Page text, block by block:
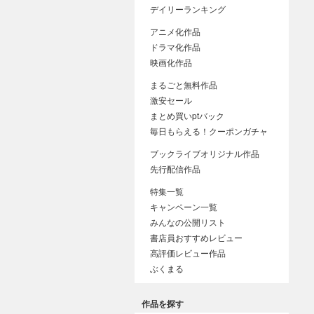
デイリーランキング
アニメ化作品
ドラマ化作品
映画化作品
まるごと無料作品
激安セール
まとめ買いptバック
毎日もらえる！クーポンガチャ
ブックライブオリジナル作品
先行配信作品
特集一覧
キャンペーン一覧
みんなの公開リスト
書店員おすすめレビュー
高評価レビュー作品
ぶくまる
作品を探す